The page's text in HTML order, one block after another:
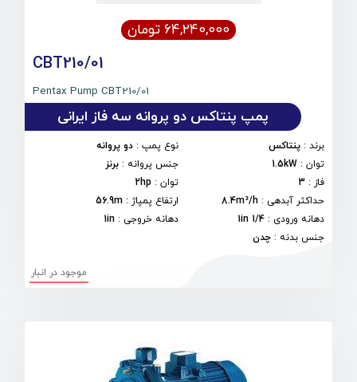
۶۴,۲۴۰,۰۰۰ تومان
CBT210/01
Pentax Pump CBT210/01
پمپ پنتاکس دو پروانه سه فاز ایرانی
برند : پنتاکس نوع پمپ: دو پروانه
توان :
1.5kW جنس پروانه : برنز
فاز :
3 توان:
2hp
حداکثر آبدهی :
8.4m³/h ارتفاع پمپاژ :
56.9m
دهانه ورودی :
1/4 1in دهانه خروجی :
1in
جنس بدنه : چدن
موجود در انبار